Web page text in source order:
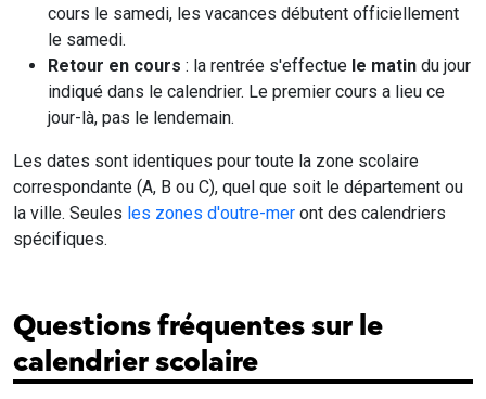
cours le samedi, les vacances débutent officiellement
le samedi.
Retour en cours : la rentrée s'effectue le matin du jour
indiqué dans le calendrier. Le premier cours a lieu ce
jour-là, pas le lendemain.
Les dates sont identiques pour toute la zone scolaire
correspondante (A, B ou C), quel que soit le département ou
la ville. Seules les zones d'outre-mer ont des calendriers
spécifiques.
Questions fréquentes sur le
calendrier scolaire